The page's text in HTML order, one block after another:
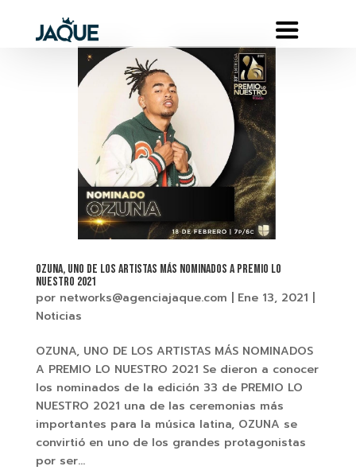
OZUNA, UNO DE LOS ARTISTAS MÁS NOMINADOS A PREMIO LO
NUESTRO 2021
por networks@agenciajaque.com Ene 13, 2021
Noticias
OZUNA, UNO DE LOS ARTISTAS MÁS NOMINADOS
A PREMIO LO NUESTRO 2021 Se dieron a conocer
los nominados de la edición 33 de PREMIO LO
NUESTRO 2021 una de las ceremonias más
importantes para la música latina, OZUNA se
convirtió en uno de los grandes protagonistas
por ser...